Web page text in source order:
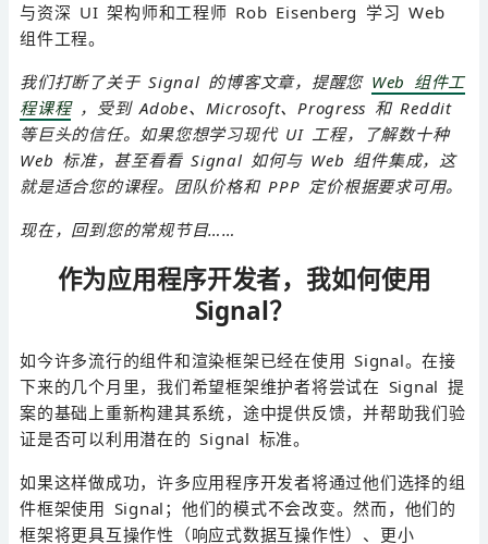
与资深 UI 架构师和工程师 Rob Eisenberg 学习 Web
组件工程。
我们打断了关于 Signal 的博客文章，提醒您 Web 组件工
程课程 ，受到 Adobe、Microsoft、Progress 和 Reddit
等巨头的信任。如果您想学习现代 UI 工程，了解数十种
Web 标准，甚至看看 Signal 如何与 Web 组件集成，这
就是适合您的课程。团队价格和 PPP 定价根据要求可用。
现在，回到您的常规节目……
作为应用程序开发者，我如何使用
Signal？
如今许多流行的组件和渲染框架已经在使用 Signal。在接
下来的几个月里，我们希望框架维护者将尝试在 Signal 提
案的基础上重新构建其系统，途中提供反馈，并帮助我们验
证是否可以利用潜在的 Signal 标准。
如果这样做成功，许多应用程序开发者将通过他们选择的组
件框架使用 Signal；他们的模式不会改变。然而，他们的
框架将更具互操作性（响应式数据互操作性）、更小